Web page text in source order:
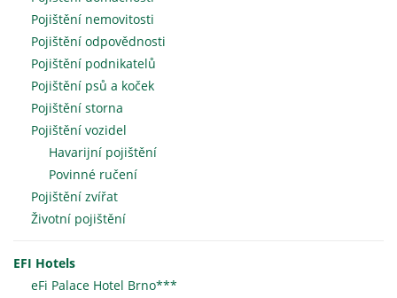
Pojištění nemovitosti
Pojištění odpovědnosti
Pojištění podnikatelů
Pojištění psů a koček
Pojištění storna
Pojištění vozidel
Havarijní pojištění
Povinné ručení
Pojištění zvířat
Životní pojištění
EFI Hotels
eFi Palace Hotel Brno***